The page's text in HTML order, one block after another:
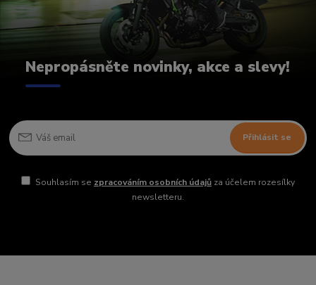
Nepropásněte novinky, akce a slevy!
Přihlásit se
Souhlasím se zpracováním osobních údajůza účelem rozesílky
newsletteru.